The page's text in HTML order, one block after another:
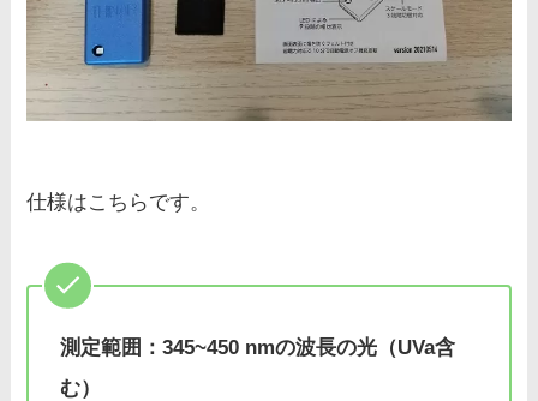
仕様はこちらです。
測定範囲：345~450 nmの波長の光（UVa含
む）